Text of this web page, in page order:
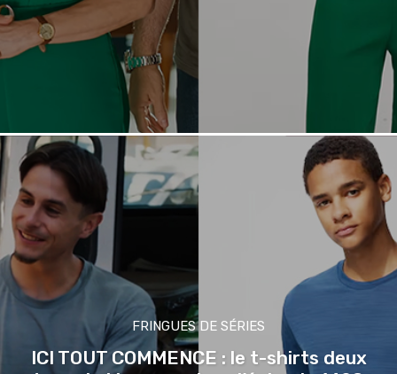
FRINGUES DE SÉRIES
ICI TOUT COMMENCE : le t-shirts deux